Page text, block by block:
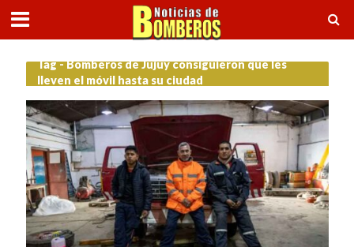
Tag - Bomberos de Jujuy consiguieron que les
lleven el móvil hasta su ciudad